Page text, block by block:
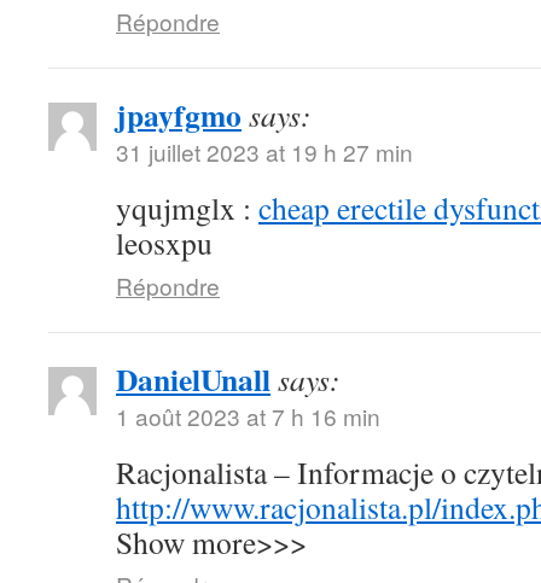
Répondre
jpayfgmo says:
31 juillet 2023 at 19 h 27 min
yqujmglx : cheap erectile
leosxpu
Répondre
DanielUnallsays:
1 août 2023 at 7 h 16 min
Racjonalista – Informacje o
http://www.racjonalista.pl/
Show more>>>